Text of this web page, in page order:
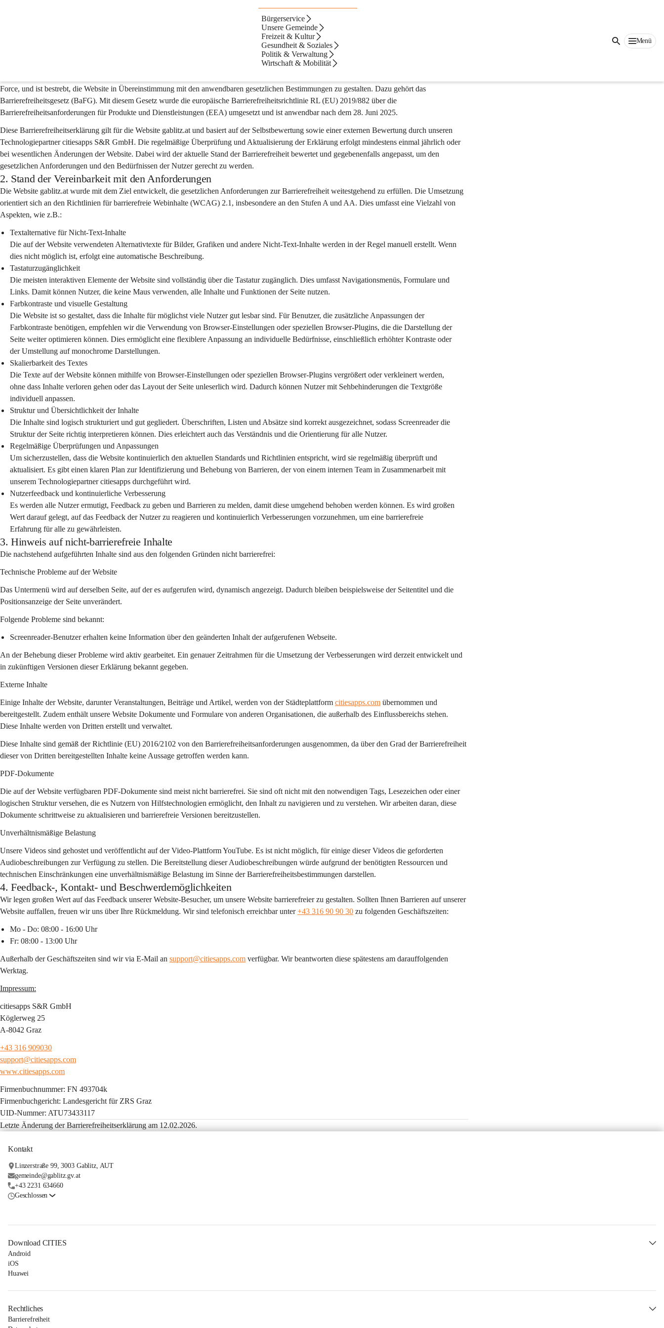
Bürgerservice
Unsere Gemeinde
Freizeit & Kultur
Gesundheit & Soziales
Politik & Verwaltung
Wirtschaft & Mobilität
Menü
Barrierefreiheitserklärung der Website
Gemeinsam mit dem Technologiepartner citiesapps wird ein höchstmöglicher Grad an Barrierefreiheit für die Website gablitz.at angestrebt. Dabei
Force, und ist bestrebt, die Website in Übereinstimmung mit den anwendbaren gesetzlichen Bestimmungen zu gestalten. Dazu gehört das
Barrierefreiheitsgesetz (BaFG). Mit diesem Gesetz wurde die europäische Barrierefreiheitsrichtlinie RL (EU) 2019/882 über die
Barrierefreiheitsanforderungen für Produkte und Dienstleistungen (EEA) umgesetzt und ist anwendbar nach dem 28. Juni 2025.
Diese Barrierefreiheitserklärung gilt für die Website gablitz.at und basiert auf der Selbstbewertung sowie einer externen Bewertung durch unseren
Technologiepartner citiesapps S&R GmbH. Die regelmäßige Überprüfung und Aktualisierung der Erklärung erfolgt mindestens einmal jährlich oder
bei wesentlichen Änderungen der Website. Dabei wird der aktuelle Stand der Barrierefreiheit bewertet und gegebenenfalls angepasst, um den
gesetzlichen Anforderungen und den Bedürfnissen der Nutzer gerecht zu werden.
2. Stand der Vereinbarkeit mit den Anforderungen
Die Website gablitz.at wurde mit dem Ziel entwickelt, die gesetzlichen Anforderungen zur Barrierefreiheit weitestgehend zu erfüllen. Die Umsetzung
orientiert sich an den Richtlinien für barrierefreie Webinhalte (WCAG) 2.1, insbesondere an den Stufen A und AA. Dies umfasst eine Vielzahl von
Aspekten, wie z.B.:
Textalternative für Nicht-Text-Inhalte
Die auf der Website verwendeten Alternativtexte für Bilder, Grafiken und andere Nicht-Text-Inhalte werden in der Regel manuell erstellt. Wenn
dies nicht möglich ist, erfolgt eine automatische Beschreibung.
Tastaturzugänglichkeit
Die meisten interaktiven Elemente der Website sind vollständig über die Tastatur zugänglich. Dies umfasst Navigationsmenüs, Formulare und
Links. Damit können Nutzer, die keine Maus verwenden, alle Inhalte und Funktionen der Seite nutzen.
Farbkontraste und visuelle Gestaltung
Die Website ist so gestaltet, dass die Inhalte für möglichst viele Nutzer gut lesbar sind. Für Benutzer, die zusätzliche Anpassungen der
Farbkontraste benötigen, empfehlen wir die Verwendung von Browser-Einstellungen oder speziellen Browser-Plugins, die die Darstellung der
Seite weiter optimieren können. Dies ermöglicht eine flexiblere Anpassung an individuelle Bedürfnisse, einschließlich erhöhter Kontraste oder
der Umstellung auf monochrome Darstellungen.
Skalierbarkeit des Textes
Die Texte auf der Website können mithilfe von Browser-Einstellungen oder speziellen Browser-Plugins vergrößert oder verkleinert werden,
ohne dass Inhalte verloren gehen oder das Layout der Seite unleserlich wird. Dadurch können Nutzer mit Sehbehinderungen die Textgröße
individuell anpassen.
Struktur und Übersichtlichkeit der Inhalte
Die Inhalte sind logisch strukturiert und gut gegliedert. Überschriften, Listen und Absätze sind korrekt ausgezeichnet, sodass Screenreader die
Struktur der Seite richtig interpretieren können. Dies erleichtert auch das Verständnis und die Orientierung für alle Nutzer.
Regelmäßige Überprüfungen und Anpassungen
Um sicherzustellen, dass die Website kontinuierlich den aktuellen Standards und Richtlinien entspricht, wird sie regelmäßig überprüft und
aktualisiert. Es gibt einen klaren Plan zur Identifizierung und Behebung von Barrieren, der von einem internen Team in Zusammenarbeit mit
unserem Technologiepartner citiesapps durchgeführt wird.
Nutzerfeedback und kontinuierliche Verbesserung
Es werden alle Nutzer ermutigt, Feedback zu geben und Barrieren zu melden, damit diese umgehend behoben werden können. Es wird großen
Wert darauf gelegt, auf das Feedback der Nutzer zu reagieren und kontinuierlich Verbesserungen vorzunehmen, um eine barrierefreie
Erfahrung für alle zu gewährleisten.
3. Hinweis auf nicht-barrierefreie Inhalte
Die nachstehend aufgeführten Inhalte sind aus den folgenden Gründen nicht barrierefrei:
Technische Probleme auf der Website
Das Untermenü wird auf derselben Seite, auf der es aufgerufen wird, dynamisch angezeigt. Dadurch bleiben beispielsweise der Seitentitel und die
Positionsanzeige der Seite unverändert.
Folgende Probleme sind bekannt:
Screenreader-Benutzer erhalten keine Information über den geänderten Inhalt der aufgerufenen Webseite.
An der Behebung dieser Probleme wird aktiv gearbeitet. Ein genauer Zeitrahmen für die Umsetzung der Verbesserungen wird derzeit entwickelt und
in zukünftigen Versionen dieser Erklärung bekannt gegeben.
Externe Inhalte
Einige Inhalte der Website, darunter Veranstaltungen, Beiträge und Artikel, werden von der Städteplattform citiesapps.com übernommen und
bereitgestellt. Zudem enthält unsere Website Dokumente und Formulare von anderen Organisationen, die außerhalb des Einflussbereichs stehen.
Diese Inhalte werden von Dritten erstellt und verwaltet.
Diese Inhalte sind gemäß der Richtlinie (EU) 2016/2102 von den Barrierefreiheitsanforderungen ausgenommen, da über den Grad der Barrierefreiheit
dieser von Dritten bereitgestellten Inhalte keine Aussage getroffen werden kann.
PDF-Dokumente
Die auf der Website verfügbaren PDF-Dokumente sind meist nicht barrierefrei. Sie sind oft nicht mit den notwendigen Tags, Lesezeichen oder einer
logischen Struktur versehen, die es Nutzern von Hilfstechnologien ermöglicht, den Inhalt zu navigieren und zu verstehen. Wir arbeiten daran, diese
Dokumente schrittweise zu aktualisieren und barrierefreie Versionen bereitzustellen.
Unverhältnismäßige Belastung
Unsere Videos sind gehostet und veröffentlicht auf der Video-Plattform YouTube. Es ist nicht möglich, für einige dieser Videos die geforderten
Audiobeschreibungen zur Verfügung zu stellen. Die Bereitstellung dieser Audiobeschreibungen würde aufgrund der benötigten Ressourcen und
technischen Einschränkungen eine unverhältnismäßige Belastung im Sinne der Barrierefreiheitsbestimmungen darstellen.
4. Feedback-, Kontakt- und Beschwerdemöglichkeiten
Wir legen großen Wert auf das Feedback unserer Website-Besucher, um unsere Website barrierefreier zu gestalten. Sollten Ihnen Barrieren auf unserer
Website auffallen, freuen wir uns über Ihre Rückmeldung. Wir sind telefonisch erreichbar unter +43 316 90 90 30 zu folgenden Geschäftszeiten:
Mo - Do: 08:00 - 16:00 Uhr
Fr: 08:00 - 13:00 Uhr
Außerhalb der Geschäftszeiten sind wir via E-Mail an support@citiesapps.com verfügbar. Wir beantworten diese spätestens am darauffolgenden
Werktag.
Impressum:
citiesapps S&R GmbH
Köglerweg 25
A-8042 Graz
+43 316 909030
support@citiesapps.com
www.citiesapps.com
Firmenbuchnummer: FN 493704k
Firmenbuchgericht: Landesgericht für ZRS Graz
UID-Nummer: ATU73433117
Letzte Änderung der Barrierefreiheitserklärung am 12.02.2026.
Kontakt
Linzerstraße 99, 3003 Gablitz, AUT
gemeinde@gablitz.gv.at
+43 2231 634660
Geschlossen
Download CITIES
Android
iOS
Huawei
Rechtliches
Barrierefreiheit